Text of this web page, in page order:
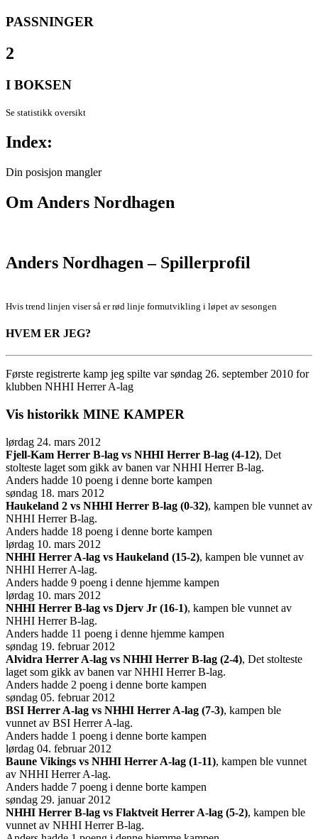
PASSNINGER
2
I BOKSEN
Se statistikk oversikt
Index:
Din posisjon mangler
Om Anders Nordhagen
Anders Nordhagen – Spillerprofil
Hvis trend linjen viser så er rød linje formutvikling i løpet av sesongen
HVEM ER JEG?
Første registrerte kamp jeg spilte var søndag 26. september 2010 for
klubben NHHI Herrer A-lag
Vis historikk MINE KAMPER
lørdag 24. mars 2012
Fjell-Kam Herrer B-lag vs NHHI Herrer B-lag (4-12), Det
stolteste laget som gikk av banen var NHHI Herrer B-lag.
Anders hadde 10 poeng i denne borte kampen
søndag 18. mars 2012
Haukeland 2 vs NHHI Herrer B-lag (0-32), kampen ble vunnet av
NHHI Herrer B-lag.
Anders hadde 18 poeng i denne borte kampen
lørdag 10. mars 2012
NHHI Herrer A-lag vs Haukeland (15-2), kampen ble vunnet av
NHHI Herrer A-lag.
Anders hadde 9 poeng i denne hjemme kampen
lørdag 10. mars 2012
NHHI Herrer B-lag vs Djerv Jr (16-1), kampen ble vunnet av
NHHI Herrer B-lag.
Anders hadde 11 poeng i denne hjemme kampen
søndag 19. februar 2012
Alvidra Herrer A-lag vs NHHI Herrer B-lag (2-4), Det stolteste
laget som gikk av banen var NHHI Herrer B-lag.
Anders hadde 2 poeng i denne borte kampen
søndag 05. februar 2012
BSI Herrer A-lag vs NHHI Herrer A-lag (7-3), kampen ble
vunnet av BSI Herrer A-lag.
Anders hadde 1 poeng i denne borte kampen
lørdag 04. februar 2012
Baune Vikings vs NHHI Herrer A-lag (1-11), kampen ble vunnet
av NHHI Herrer A-lag.
Anders hadde 7 poeng i denne borte kampen
søndag 29. januar 2012
NHHI Herrer B-lag vs Flaktveit Herrer A-lag (5-2), kampen ble
vunnet av NHHI Herrer B-lag.